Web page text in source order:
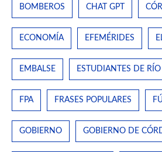
BOMBEROS CHAT GPT
ECONOMÍA EFEMÉRIDES
EMBALSE ESTUDIANTES DE
FPA FRASES POPULARES
GOBIERNO GOBIERNO DE